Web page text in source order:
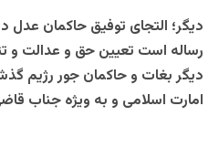
دیگر؛ التجای توفیق حاکمان عدل
رساله است تعیین حق و عدالت و
دیگر بغات و حاکمان جور رژیم
امارت اسلامی و به ویژه جناب